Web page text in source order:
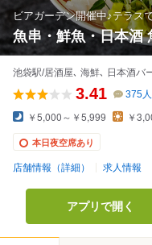
ビアガーデン開催中♪テラス
魚串・鮮魚・日本酒
池袋駅/居酒屋､ 海鮮､ 日本酒バ
3.41 375人
￥5,000～￥5,999 ￥
本日夜空席あり
店舗情報（詳細） 求人情報
アプリで開く